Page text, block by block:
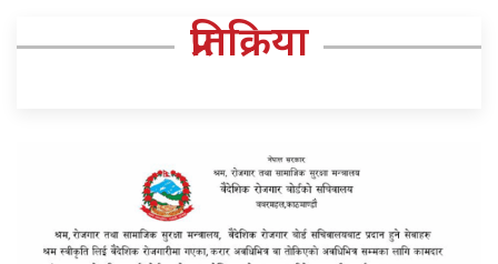
प्रतिक्रिया